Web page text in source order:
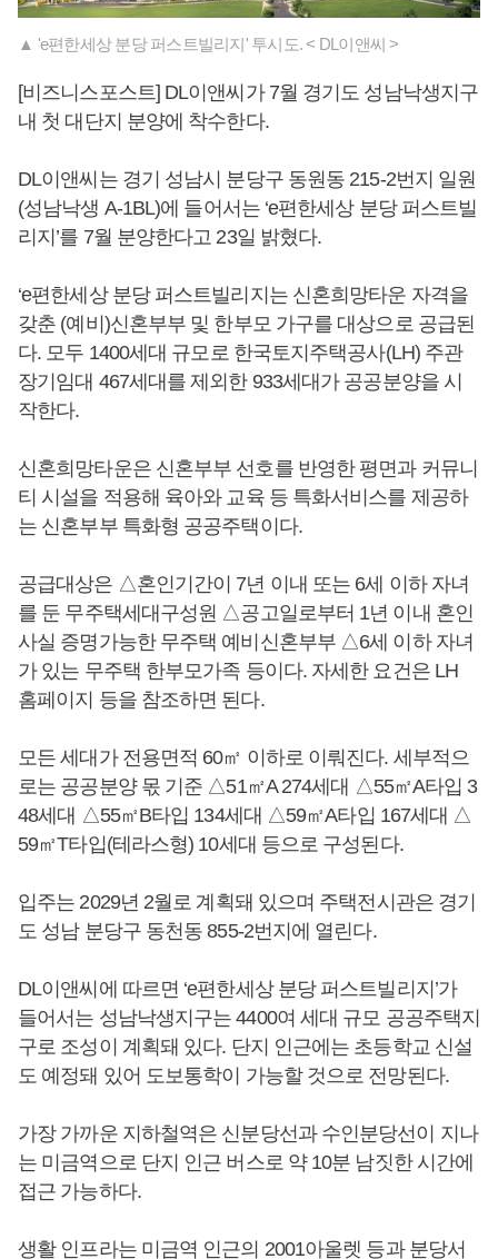
▲ 'e편한세상 분당 퍼스트빌리지' 투시도. < DL이앤씨 >
[비즈니스포스트] DL이앤씨가 7월 경기도 성남낙생지구
내 첫 대단지 분양에 착수한다.
DL이앤씨는 경기 성남시 분당구 동원동 215-2번지 일원
(성남낙생 A-1BL)에 들어서는 ‘e편한세상 분당 퍼스트빌
리지’를 7월 분양한다고 23일 밝혔다.
‘e편한세상 분당 퍼스트빌리지는 신혼희망타운 자격을
갖춘 (예비)신혼부부 및 한부모 가구를 대상으로 공급된
다. 모두 1400세대 규모로 한국토지주택공사(LH) 주관
장기임대 467세대를 제외한 933세대가 공공분양을 시
작한다.
신혼희망타운은 신혼부부 선호를 반영한 평면과 커뮤니
티 시설을 적용해 육아와 교육 등 특화서비스를 제공하
는 신혼부부 특화형 공공주택이다.
공급대상은 △혼인기간이 7년 이내 또는 6세 이하 자녀
를 둔 무주택세대구성원 △공고일로부터 1년 이내 혼인
사실 증명가능한 무주택 예비신혼부부 △6세 이하 자녀
가 있는 무주택 한부모가족 등이다. 자세한 요건은 LH
홈페이지 등을 참조하면 된다.
모든 세대가 전용면적 60㎡ 이하로 이뤄진다. 세부적으
로는 공공분양 몫 기준 △51㎡A 274세대 △55㎡A타입 3
48세대 △55㎡B타입 134세대 △59㎡A타입 167세대 △
59㎡T타입(테라스형) 10세대 등으로 구성된다.
입주는 2029년 2월로 계획돼 있으며 주택전시관은 경기
도 성남 분당구 동천동 855-2번지에 열린다.
DL이앤씨에 따르면 ‘e편한세상 분당 퍼스트빌리지’가
들어서는 성남낙생지구는 4400여 세대 규모 공공주택지
구로 조성이 계획돼 있다. 단지 인근에는 초등학교 신설
도 예정돼 있어 도보통학이 가능할 것으로 전망된다.
가장 가까운 지하철역은 신분당선과 수인분당선이 지나
는 미금역으로 단지 인근 버스로 약 10분 남짓한 시간에
접근 가능하다.
생활 인프라는 미금역 인근의 2001아울렛 등과 분당서